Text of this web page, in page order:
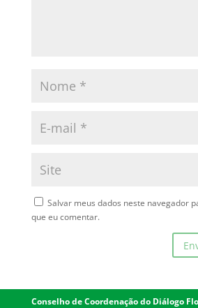
Salvar meus dados neste navegador
que eu comentar.
Conselho de Coordenação do Diálogo